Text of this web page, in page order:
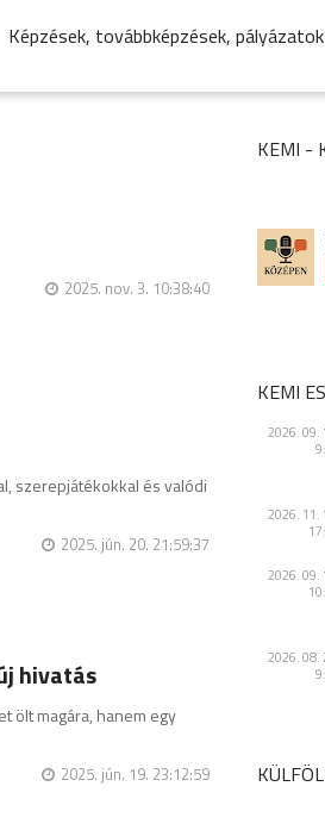
Képzések, továbbképzések, pályázatok
2025. nov. 3. 10:38:40
szerepjátékokkal és valódi
2025. jún. 20. 21:59:37
hivatás
ölt magára, hanem egy
2025. jún. 19. 23:12:59
KEMI -
KEMI
2026. 09.
2026. 11.
2026. 09.
2026. 08.